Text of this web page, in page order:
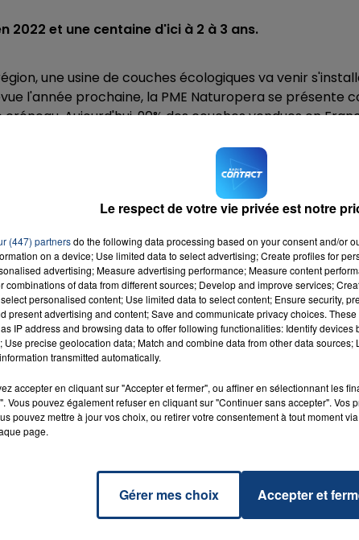
2022 et une centaine d'ici à 2 à 3 ans.
une usine de couches écologiques va venir
l'année prochaine, la PME Naturopera se présente
Aujourd'hui, 90% des couches vendues en
mais avec la promesse de créer des emplois. Une
de la production est prévu pour octobre 2022.
dans les produits du quotidien bio et écologiques,
et produits d'entretien.
Firework
KATY PERRY
RADIO CONTACT
Le respect de votre vie privée est notre
(447) partnersdo the following data processing based on your consent and/or
on a device; Use limited data to select advertising; Create profiles for
advertising; Measure advertising performance; Measure content
combinations of data from different sources; Develop and improve services;
personalised content; Use limited data to select content; Ensure security,
present advertising and content; Save and communicate privacy choices.
IP address and browsing data to offer following functionalities: Identify devices
Use precise geolocation data; Match and combine data from other data
transmitted automatically.
accepter en cliquant sur "Accepter et fermer", ou affiner en sélectionnant les
Vous pouvez également refuser en cliquant sur "Continuer sans accepter". Vos
pouvez mettre à jour vos choix, ou retirer votre consentement à tout moment
page.
Gérer mes choix Accepter et